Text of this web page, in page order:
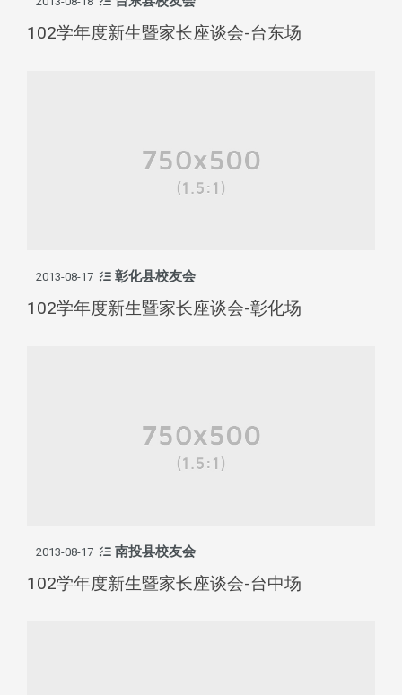
102学年度新生暨家长座谈会-台东场
2013-08-17 彰化县校友会
102学年度新生暨家长座谈会-彰化场
2013-08-17 南投县校友会
102学年度新生暨家长座谈会-台中场